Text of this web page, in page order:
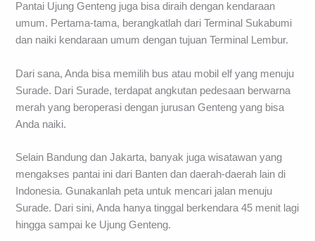
Pantai Ujung Genteng juga bisa diraih dengan kendaraan
umum. Pertama-tama, berangkatlah dari Terminal Sukabumi
dan naiki kendaraan umum dengan tujuan Terminal Lembur.
Dari sana, Anda bisa memilih bus atau mobil elf yang menuju
Surade. Dari Surade, terdapat angkutan pedesaan berwarna
merah yang beroperasi dengan jurusan Genteng yang bisa
Anda naiki.
Selain Bandung dan Jakarta, banyak juga wisatawan yang
mengakses pantai ini dari Banten dan daerah-daerah lain di
Indonesia. Gunakanlah peta untuk mencari jalan menuju
Surade. Dari sini, Anda hanya tinggal berkendara 45 menit lagi
hingga sampai ke Ujung Genteng.